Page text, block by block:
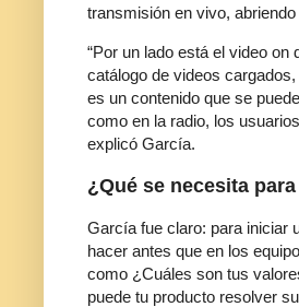
transmisión en vivo,
“Por un lado está el video
catálogo de videos
es un contenido que se
como en la radio, los
explicó García.
¿Qué se necesita
García fue claro: para iniciar
hacer antes que en los
como ¿Cuáles son tus
puede tu producto resolver